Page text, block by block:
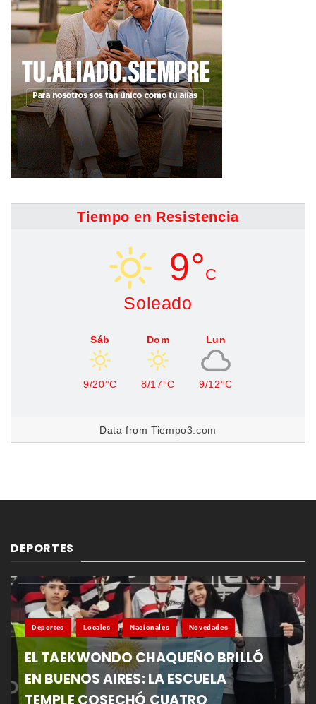
Tiempo en Resistencia
9°C
Soleado
Sáb
9/20°C
Dom
8/17°C
Lun
9/12°C
Data fromTiempo3.com
DEPORTES
Deportes Locales Nacionales Novedades
EL TAEKWONDO CHAQUEÑO BRILLÓ
EN BUENOS AIRES: LA ESCUELA